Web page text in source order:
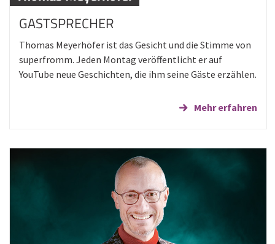
GASTSPRECHER
Thomas Meyerhöfer ist das Gesicht und die Stimme von
superfromm. Jeden Montag veröffentlicht er auf
YouTube neue Geschichten, die ihm seine Gäste erzählen.
Mehr erfahren